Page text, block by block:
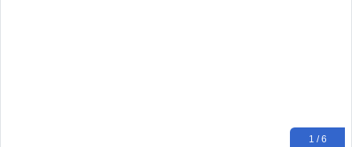
1 / 6